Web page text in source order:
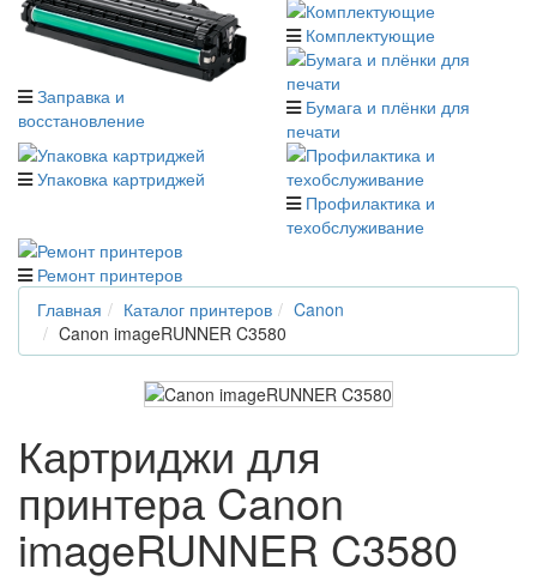
Заправка и
восстановление
Комплектующие
Бумага и плёнки для
печати
Упаковка картриджей
Профилактика и
техобслуживание
Ремонт принтеров
Главная
Каталог принтеров
Canon
Canon imageRUNNER C3580
Картриджи для
принтера Canon
imageRUNNER C3580